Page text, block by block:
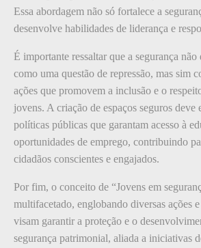
Essa abordagem não só fortalece a
desenvolve habilidades de liderança e
É importante ressaltar que a segurança não
como uma questão de repressão, mas sim
ações que promovem a inclusão e o
jovens. A criação de espaços seguros deve
políticas públicas que garantam acesso à
oportunidades de emprego, contribuindo
cidadãos conscientes e engajados.
Por fim, o conceito de “Jovens em
multifacetado, englobando diversas ações
visam garantir a proteção e o
segurança patrimonial, aliada a iniciativas